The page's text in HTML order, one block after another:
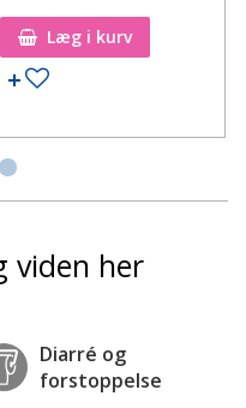
Læg i kurv
Tilføj til ønskeseddel
viden her
Diarré og
forstoppelse